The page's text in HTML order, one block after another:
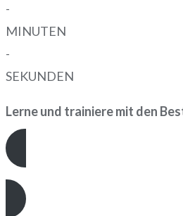
-
MINUTEN
-
SEKUNDEN
Lerne und trainiere mit den
JETZT ANMELDEN